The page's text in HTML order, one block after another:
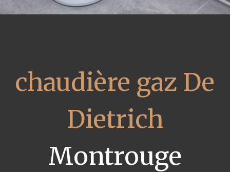
chaudière gaz De
Dietrich
Montrouge